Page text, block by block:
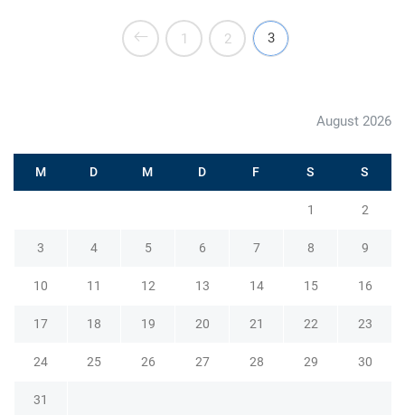
1 2 3
August 2026
M D M D F S S
1 2
3 4 5 6 7 8 9
10 11 12 13 14 15 16
17 18 19 20 21 22 23
24 25 26 27 28 29 30
31